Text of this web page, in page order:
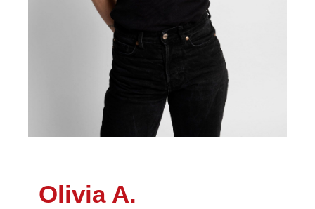
Olivia A.